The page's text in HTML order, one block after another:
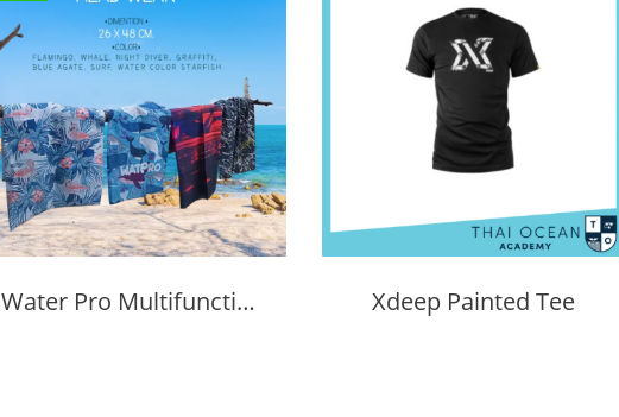
Water Pro Multifunctional Head Wear Xdeep Painted Tee